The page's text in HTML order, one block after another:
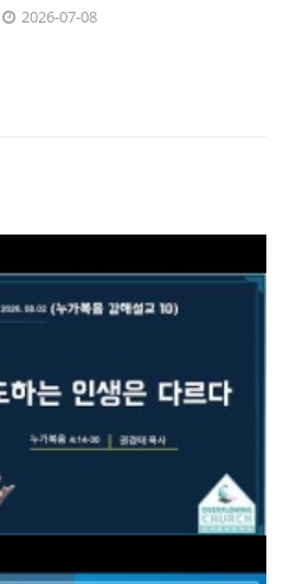
2026-07-08